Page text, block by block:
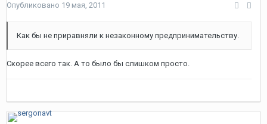
Опубликовано 19 мая, 2011
Как бы не приравняли к незаконному предпринимательству.
Скорее всего так. А то было бы слишком просто.